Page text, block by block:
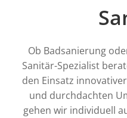
Ob Badsanierung
Sanitär-Spezialist
den Einsatz
und durchdachten
gehen wir individuell